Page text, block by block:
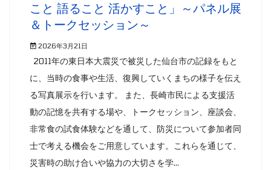
こと 語ること 活かすこと」～パネル展
＆トークセッション～
2026年3月21日
2011年の東日本大震災で被災した仙台市の記録をもと
に、当時の食事や生活、復興していくまちの様子を伝え
る写真展示を行います。 また、長崎市民による支援活
動の記憶を共有する場や、トークセッション、座談会、
非常食の試食体験などを通して、防災について参加者同
士で考える機会をご用意しています。これらを通じて、
災害時の助け合いや協力の大切さを学...